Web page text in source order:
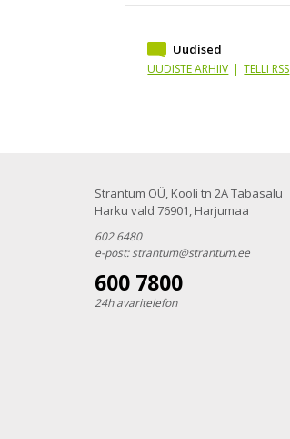
Uudised
UUDISTE ARHIIV | TELLI RSS
Strantum OÜ, Kooli tn 2A Tabasalu
Harku vald 76901, Harjumaa
602 6480
e-post:strantum@strantum.ee
600 7800
24h avaritelefon